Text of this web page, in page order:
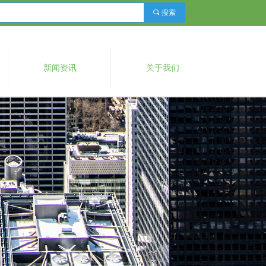
新闻资讯 关于我们
끠 搜索